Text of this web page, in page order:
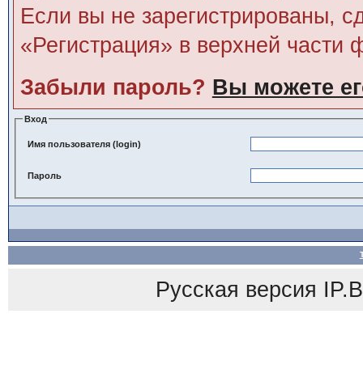
Если вы не зарегистрированы,
«Регистрация» в верхней части
Забыли пароль? Вы можете
Вход
Имя пользователя (login)
Пароль
Русская версия